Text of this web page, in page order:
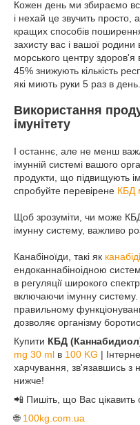
Кожен день ми збираємо
і нехай це звучить просто,
кращих способів поширення
захисту вас і вашої родини
морського центру
45% знижують кількість
які миють руки 5 раз в день.
Використання
імунітету
І останнє, але не менш
імунній системі вашого
продукти, що підвищують
спробуйте перевірене КБД
Щоб зрозуміти, чи може
імунну систему, важливо
Канабіноїди, такі як
ендоканнабіноідною
в регуляції широкого
включаючи імунну
правильному
дозволяє організму
Купити КБД
mg 30 ml в 100 KG |
харчування, зв'язавшись з
нижче!
📲 Пишіть, що Вас цікавить
🌐 100kg.com.ua